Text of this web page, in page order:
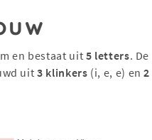
en bestaat uit 5 letters.
uit3 klinkers (i, e, e) en